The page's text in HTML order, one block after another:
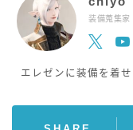
装備蒐集家
エレゼンに装備を着